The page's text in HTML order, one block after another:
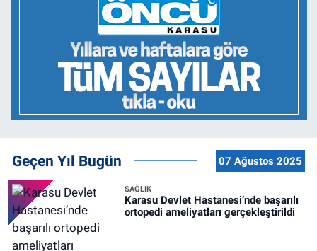
Geçen Yıl Bugün 07 Ağustos 2025
SAĞLIK
Karasu Devlet Hastanesi’nde başarılı
ortopedi ameliyatları gerçekleştirildi